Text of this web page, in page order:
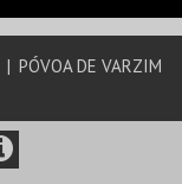
| PÓVOA DE VARZIM